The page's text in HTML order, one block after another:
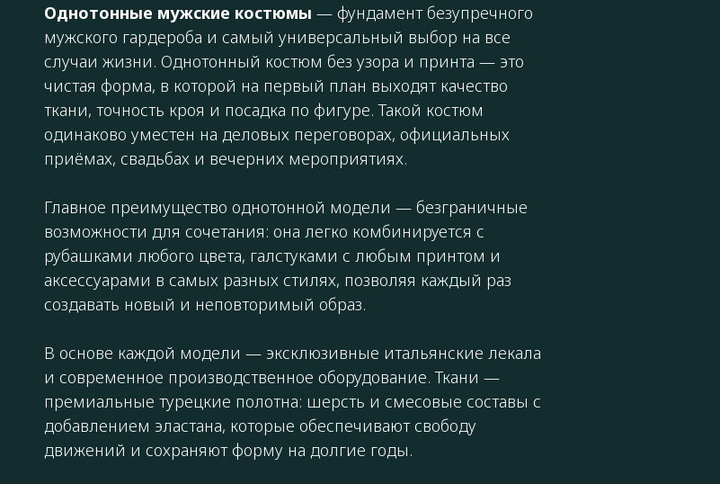
Однотонные мужские костюмы — фундамент безупречного
мужского гардероба и самый универсальный выбор на все
случаи жизни. Однотонный костюм без узора и принта — это
чистая форма, в которой на первый план выходят качество
ткани, точность кроя и посадка по фигуре. Такой костюм
одинаково уместен на деловых переговорах, официальных
приёмах, свадьбах и вечерних мероприятиях.
Главное преимущество однотонной модели — безграничные
возможности для сочетания: она легко комбинируется с
рубашками любого цвета, галстуками с любым принтом и
аксессуарами в самых разных стилях, позволяя каждый раз
создавать новый и неповторимый образ.
В основе каждой модели — эксклюзивные итальянские лекала
и современное производственное оборудование. Ткани —
премиальные турецкие полотна: шерсть и смесовые составы с
добавлением эластана, которые обеспечивают свободу
движений и сохраняют форму на долгие годы.